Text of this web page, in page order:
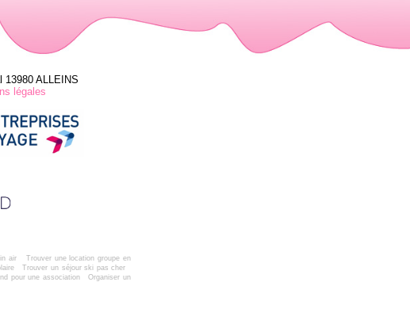
13980 ALLEINS
légales
air
Trouver une location groupe en
Trouver un séjour ski pas cher
pour une association
Organiser un